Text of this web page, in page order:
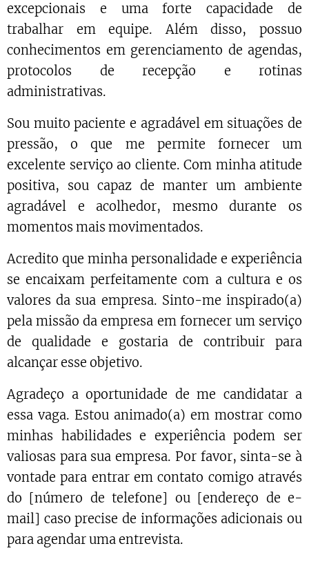
excepcionais e uma forte capacidade de
trabalhar em equipe. Além disso, possuo
conhecimentos em gerenciamento de agendas,
protocolos de recepção e rotinas
administrativas.
Sou muito paciente e agradável em situações de
pressão, o que me permite fornecer um
excelente serviço ao cliente. Com minha atitude
positiva, sou capaz de manter um ambiente
agradável e acolhedor, mesmo durante os
momentos mais movimentados.
Acredito que minha personalidade e experiência
se encaixam perfeitamente com a cultura e os
valores da sua empresa. Sinto-me inspirado(a)
pela missão da empresa em fornecer um serviço
de qualidade e gostaria de contribuir para
alcançar esse objetivo.
Agradeço a oportunidade de me candidatar a
essa vaga. Estou animado(a) em mostrar como
minhas habilidades e experiência podem ser
valiosas para sua empresa. Por favor, sinta-se à
vontade para entrar em contato comigo através
do [número de telefone] ou [endereço de e-
mail] caso precise de informações adicionais ou
para agendar uma entrevista.